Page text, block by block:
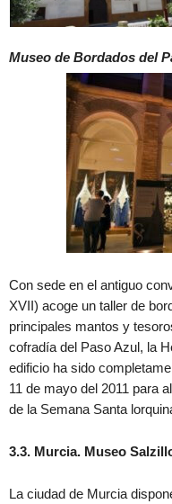
Museo de Bordados del
Con sede en el antiguo
XVII) acoge un taller de
principales mantos y
cofradía del Paso Azul, la
edificio ha sido
11 de mayo del 2011 para
de la Semana Santa
3.3. Murcia. Museo
La ciudad de Murcia